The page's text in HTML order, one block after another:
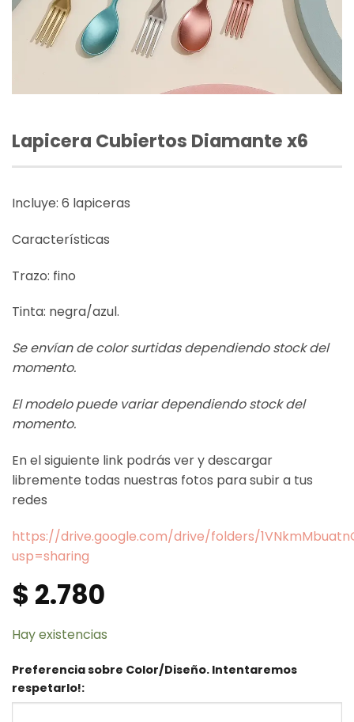
Lapicera Cubiertos Diamante x6
Incluye: 6 lapiceras
Características
Trazo: fino
Tinta: negra/azul.
Se envían de color surtidas dependiendo stock del
momento.
El modelo puede variar dependiendo stock del
momento.
En el siguiente link podrás ver y descargar
libremente todas nuestras fotos para subir a tus
redes
https://drive.google.com/drive/folders/
usp=sharing
$ 2.780
Hay existencias
Preferencia sobre Color/Diseño. Intentaremos
respetarlo!: